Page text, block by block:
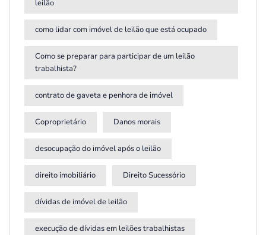
leilão
como lidar com imóvel de leilão que está ocupado
Como se preparar para participar de um leilão
trabalhista?
contrato de gaveta e penhora de imóvel
Coproprietário Danos morais
desocupação do imóvel após o leilão
direito imobiliário Direito Sucessório
dívidas de imóvel de leilão
execução de dívidas em leilões trabalhistas